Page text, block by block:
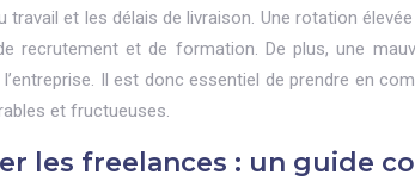
et les délais de livraison. Une rotation
recrutement et de formation. De plus, une
Il est donc essentiel de prendre en
et fructueuses.
les freelances : un guide